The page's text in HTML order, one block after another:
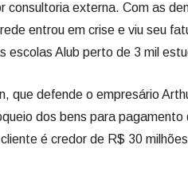
consultoria externa. Com as
entrou em crise e viu seu
escolas Alub perto de 3 mil
que defende o empresário
dos bens para
é credor de R$ 30